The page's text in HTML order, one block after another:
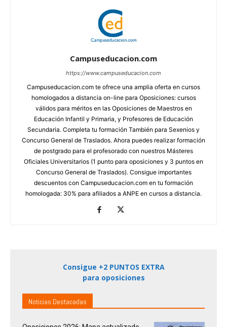
Campuseducacion.com
https://www.campuseducacion.com
Campuseducacion.com te ofrece una amplia oferta en cursos
homologados a distancia on-line para Oposiciones: cursos
válidos para méritos en las Oposiciones de Maestros en
Educación Infantil y Primaria, y Profesores de Educación
Secundaria. Completa tu formación También para Sexenios y
Concurso General de Traslados. Ahora puedes realizar formación
de postgrado para el profesorado con nuestros Másteres
Oficiales Universitarios (1 punto para oposiciones y 3 puntos en
Concurso General de Traslados). Consigue importantes
descuentos con Campuseducacion.com en tu formación
homologada: 30% para afiliados a ANPE en cursos a distancia.
Consigue +2 PUNTOS EXTRA
para oposiciones
Noticias Destacadas